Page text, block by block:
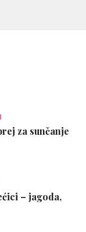
za sunčanje
– jagoda,